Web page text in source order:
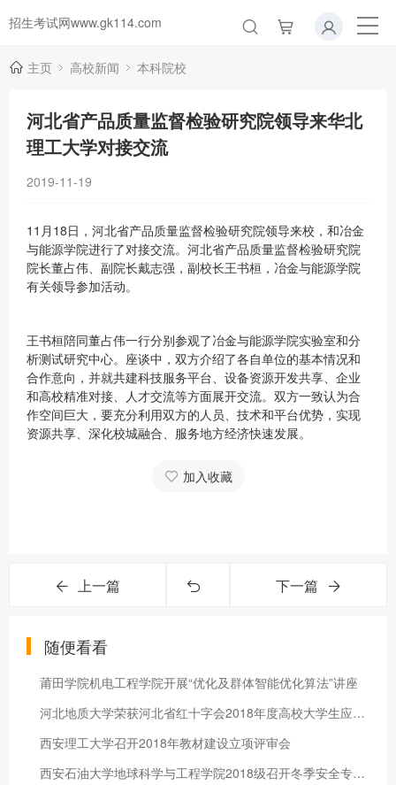
招生考试网www.gk114.com
主页 高校新闻 本科院校
河北省产品质量监督检验研究院领导来华北
理工大学对接交流
2019-11-19
11月18日，河北省产品质量监督检验研究院领导来校，和冶金
与能源学院进行了对接交流。河北省产品质量监督检验研究院
院长董占伟、副院长戴志强，副校长王书桓，冶金与能源学院
有关领导参加活动。
王书桓陪同董占伟一行分别参观了冶金与能源学院实验室和分
析测试研究中心。座谈中，双方介绍了各自单位的基本情况和
合作意向，并就共建科技服务平台、设备资源开发共享、企业
和高校精准对接、人才交流等方面展开交流。双方一致认为合
作空间巨大，要充分利用双方的人员、技术和平台优势，实现
资源共享、深化校城融合、服务地方经济快速发展。
加入收藏
上一篇 下一篇
随便看看
莆田学院机电工程学院开展“优化及群体智能优化算法”讲座
河北地质大学荣获河北省红十字会2018年度高校大学生应急救护培训
西安理工大学召开2018年教材建设立项评审会
西安石油大学地球科学与工程学院2018级召开冬季安全专题教育大会